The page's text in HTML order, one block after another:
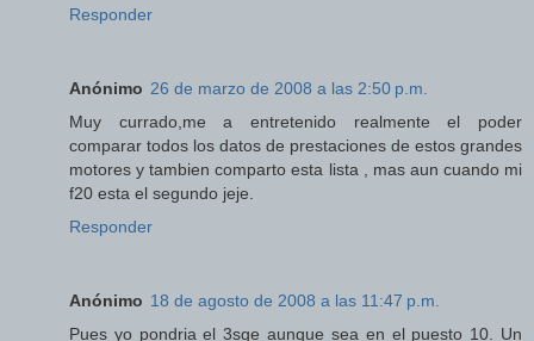
Responder
Anónimo 26 de marzo de 2008 a las 2:50 p.m.
Muy currado,me a entretenido realmente el poder
comparar todos los datos de prestaciones de estos grandes
motores y tambien comparto esta lista , mas aun cuando mi
f20 esta el segundo jeje.
Responder
Anónimo 18 de agosto de 2008 a las 11:47 p.m.
Pues yo pondria el 3sge aunque sea en el puesto 10. Un